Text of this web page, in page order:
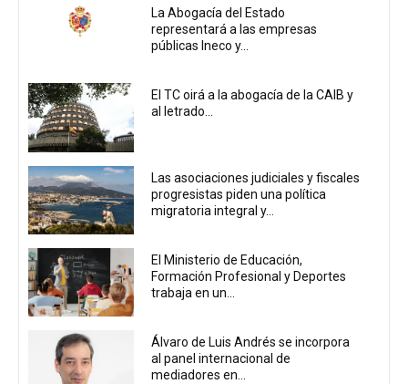
La Abogacía del Estado
representará a las empresas
públicas Ineco y...
El TC oirá a la abogacía de la CAIB y
al letrado...
Las asociaciones judiciales y fiscales
progresistas piden una política
migratoria integral y...
El Ministerio de Educación,
Formación Profesional y Deportes
trabaja en un...
Álvaro de Luis Andrés se incorpora
al panel internacional de
mediadores en...